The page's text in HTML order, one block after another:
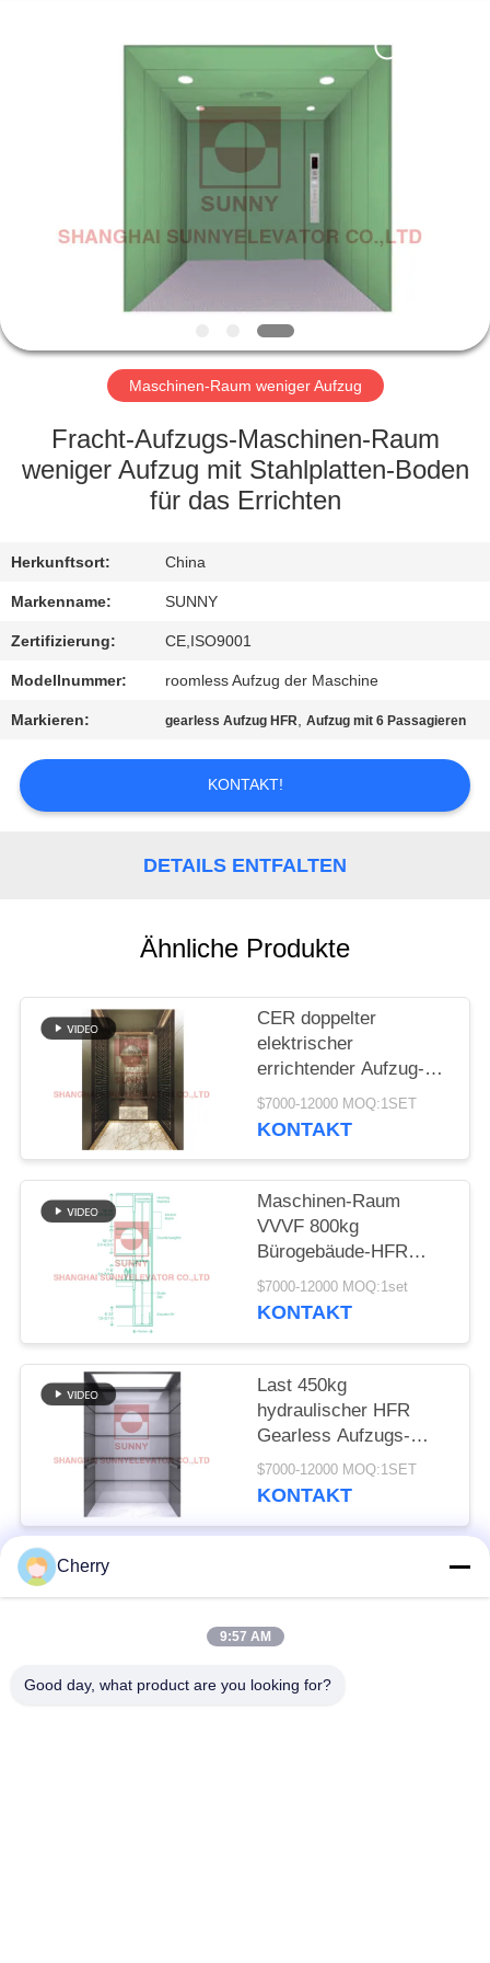
VIDEOS
ÜBER
UNS
FABRIK-
AUSFLUG
TRETEN
SIE
MIT
UNS
VERBINDUNG
FORDERN
SITEMAP
PRIVACY
POLICY
Maschinen-Raum weniger Aufzug
Fracht-Aufzugs-Maschinen-Raum
weniger Aufzug mit Stahlplatten-Boden
für das Errichten
Herkunftsort: China
Markenname: SUNNY
Zertifizierung: CE,ISO9001
Modellnummer: roomless Aufzug der Maschine
Markieren: gearless Aufzug HFR,Aufzug mit 6 Passagieren
KONTAKT!
DETAILS ENTFALTEN
Ähnliche Produkte
CER doppelter
elektrischer
errichtender Aufzug-
Aufzug des Tür-
Messer-1600kg HFR
$7000-12000 MOQ:1SET
KONTAKT
Maschinen-Raum
VVVF 800kg
Bürogebäude-HFR
nach Hause abzüglich
des Aufzugs
$7000-12000 MOQ:1set
KONTAKT
Last 450kg
hydraulischer HFR
Gearless Aufzugs-
Aufzug PVC-Boden-
VVVF
$7000-12000 MOQ:1SET
KONTAKT
weniger Aufzug
Cherry
9:57 AM
Good day, what product are you looking for?